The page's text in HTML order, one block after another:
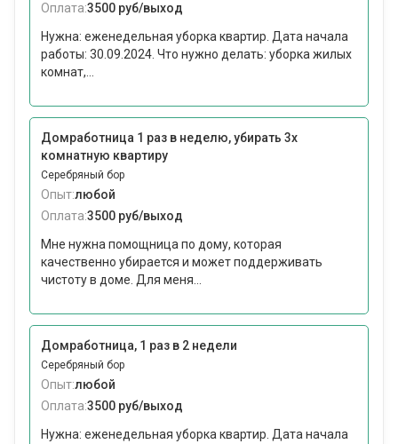
Оплата:3500 руб/выход
Нужна: еженедельная уборка квартир. Дата начала
работы: 30.09.2024. Что нужно делать: уборка жилых
комнат,...
Домработница 1 раз в неделю, убирать 3х
комнатную квартиру
Серебряный бор
Опыт:любой
Оплата:3500 руб/выход
Мне нужна помощница по дому, которая
качественно убирается и может поддерживать
чистоту в доме. Для меня...
Домработница, 1 раз в 2 недели
Серебряный бор
Опыт:любой
Оплата:3500 руб/выход
Нужна: еженедельная уборка квартир. Дата начала